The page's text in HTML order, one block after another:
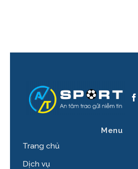
Menu
Trang chủ
Dịch vụ